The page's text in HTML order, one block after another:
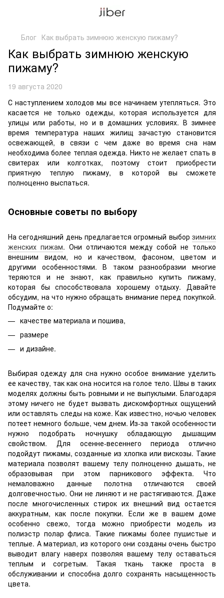
Блог Как выбрать зимнюю женскую пижаму?
Как выбрать зимнюю женскую
пижаму?
19 августа 2020
С наступлением холодов мы все начинаем утепляться. Это
касается не только одежды, которая используется для
улицы или работы, но и в домашних условиях. В зимнее
время температура наших жилищ зачастую становится
освежающей, в связи с чем даже во время сна нам
необходима более теплая одежда. Никто не желает спать в
свитерах или колготках, поэтому стоит приобрести
приятную теплую пижаму, в которой вы сможете
полноценно выспаться.
Основные советы по выбору
На сегодняшний день предлагается огромный выбор зимних
женских пижам. Они отличаются между собой не только
внешним видом, но и качеством, фасоном, цветом и
другими особенностями. В таком разнообразии многие
теряются и не знают, как правильно купить пижаму,
которая бы способствовала хорошему отдыху. Давайте
обсудим, на что нужно обращать внимание перед покупкой.
Подумайте о:
качестве материала и пошива,
размере
и дизайне.
Выбирая одежду для сна нужно особое внимание уделить
ее качеству, так как она носится на голое тело. Швы в таких
моделях должны быть ровными и не выпуклыми. Благодаря
этому ничего не будет вызвать дискомфортных ощущений
или оставлять следы на коже. Как известно, ночью человек
потеет немного больше, чем днем. Из-за такой особенности
нужно подобрать ночнушку обладающую дышащим
свойством. Для осенне-весеннего периода отлично
подойдут пижамы, созданные из хлопка или вискозы. Такие
материала позволят вашему телу полноценно дышать, не
образовывая при этом парникового эффекта. Что
немаловажно данные полотна отличаются своей
долговечностью. Они не линяют и не растягиваются. Даже
после многочисленных стирок их внешний вид остается
аккуратным, как после покупки. Если же в вашем доме
особенно свежо, тогда можно приобрести модель из
полиэстр полар флиса. Такие пижамы более пушистые и
теплые. А материал, из которого они созданы очень быстро
выводит влагу наверх позволяя вашему телу оставаться
теплым и согретым. Такая ткань также проста в
обслуживании и способна долго сохранять насыщенность
цвета.